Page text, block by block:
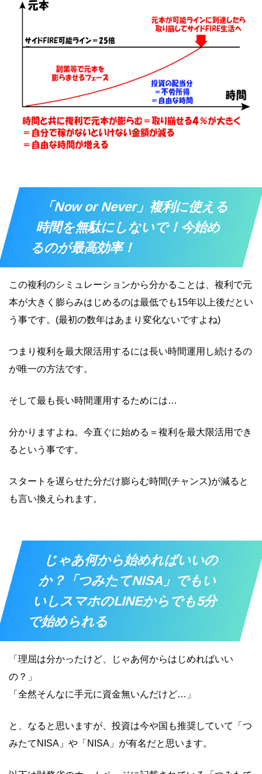
「Now or Never」複利に使える
時間を無駄にしないで！今始め
るのが最高効率！
この複利のシミュレーションから分かることは、複利で元
本が大きく膨らみはじめるのは最低でも15年以上後だとい
う事です。(最初の数年はあまり変化ないですよね)
つまり複利を最大限活用するには長い時間運用し続けるの
が唯一の方法です。
そして最も長い時間運用するためには…
分かりますよね。今直ぐに始める＝複利を最大限活用でき
るという事です。
スタートを遅らせた分だけ膨らむ時間(チャンス)が減ると
も言い換えられます。
じゃあ何から始めればいいの
か？「つみたてNISA」でもい
いしスマホのLINEからでも5分
で始められる
「理屈は分かったけど、じゃあ何からはじめればいい
の？」
「全然そんなに手元に資金無いんだけど…」
と、なると思いますが、投資は今や国も推奨していて「つ
みたてNISA」や「NISA」が有名だと思います。